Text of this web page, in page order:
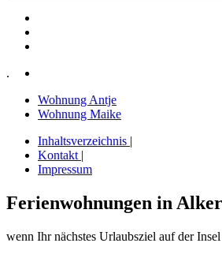
.
Wohnung Antje
Wohnung Maike
Inhaltsverzeichnis |
Kontakt |
Impressum
Ferienwohnungen in
wenn Ihr nächstes Urlaubsziel auf der